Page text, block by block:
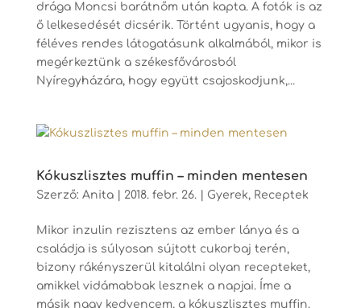
drága Moncsi barátnőm után kapta. A fotók is az
ő lelkesedését dicsérik. Történt ugyanis, hogy a
féléves rendes látogatásunk alkalmából, mikor is
megérkeztünk a székesfővárosból
Nyíregyházára, hogy együtt csajoskodjunk,...
Kókuszlisztes muffin – minden mentesen
Szerző: Anita| 2018. febr. 26.| Gyerek, Receptek
Mikor inzulin rezisztens az ember lánya és a
családja is súlyosan sújtott cukorbaj terén,
bizony rákényszerül kitalálni olyan recepteket,
amikkel vidámabbak lesznek a napjai. Íme a
másik nagy kedvencem, a kókuszlisztes muffin.